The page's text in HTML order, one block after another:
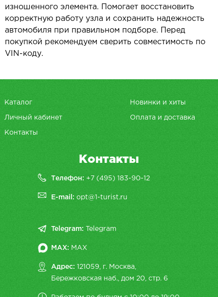
изношенного элемента. Помогает восстановить
корректную работу узла и сохранить надежность
автомобиля при правильном подборе. Перед
покупкой рекомендуем сверить совместимость по
VIN-коду.
Каталог Новинки и хиты
Личный кабинет Оплата и доставка
Контакты
Контакты
Телефон: +7 (495) 183-90-12
E-mail:opt@1-turist.ru
Telegram: Telegram
MAX: MAX
Адрес:
121059, г. Москва,
Бережковская наб., дом 20, cтр. 6